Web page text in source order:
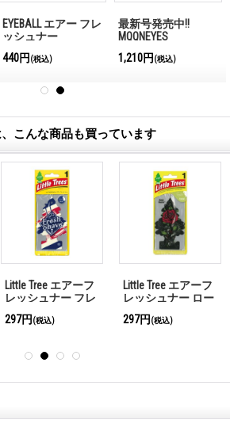
EYEBALL エアー フレ
ッシュナー
440円 (税込)
最新号発売中!!
MQQNEYES
Magazine No.28 2026
1,210円 (税込)
こんな商品も買っています
Little Tree エアーフ
レッシュナー フレ
297円 (税込)
Little Tree エアーフ
レッシュナー ロー
297円 (税込)